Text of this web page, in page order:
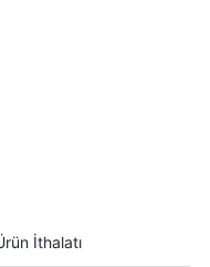
İthalatı